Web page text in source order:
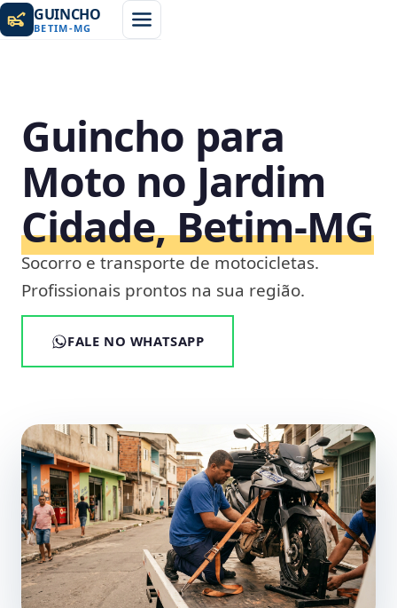
GUINCHO
BETIM-MG
Guincho para
Moto no Jardim
Cidade, Betim‑MG
Socorro e transporte de motocicletas.
Profissionais prontos na sua região.
FALE NO WHATSAPP